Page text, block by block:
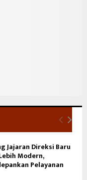
Jajaran Direksi Baru
Modern,
Pelayanan